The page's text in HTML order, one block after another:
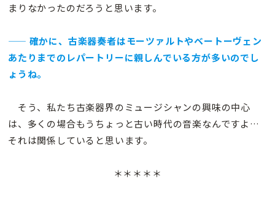
まりなかったのだろうと思います。
—— 確かに、古楽器奏者はモーツァルトやベートーヴェン
あたりまでのレパートリーに親しんでいる方が多いのでし
ょうね。
そう、私たち古楽器界のミュージシャンの興味の中心
は、多くの場合もうちょっと古い時代の音楽なんですよ…
それは関係していると思います。
＊＊＊＊＊